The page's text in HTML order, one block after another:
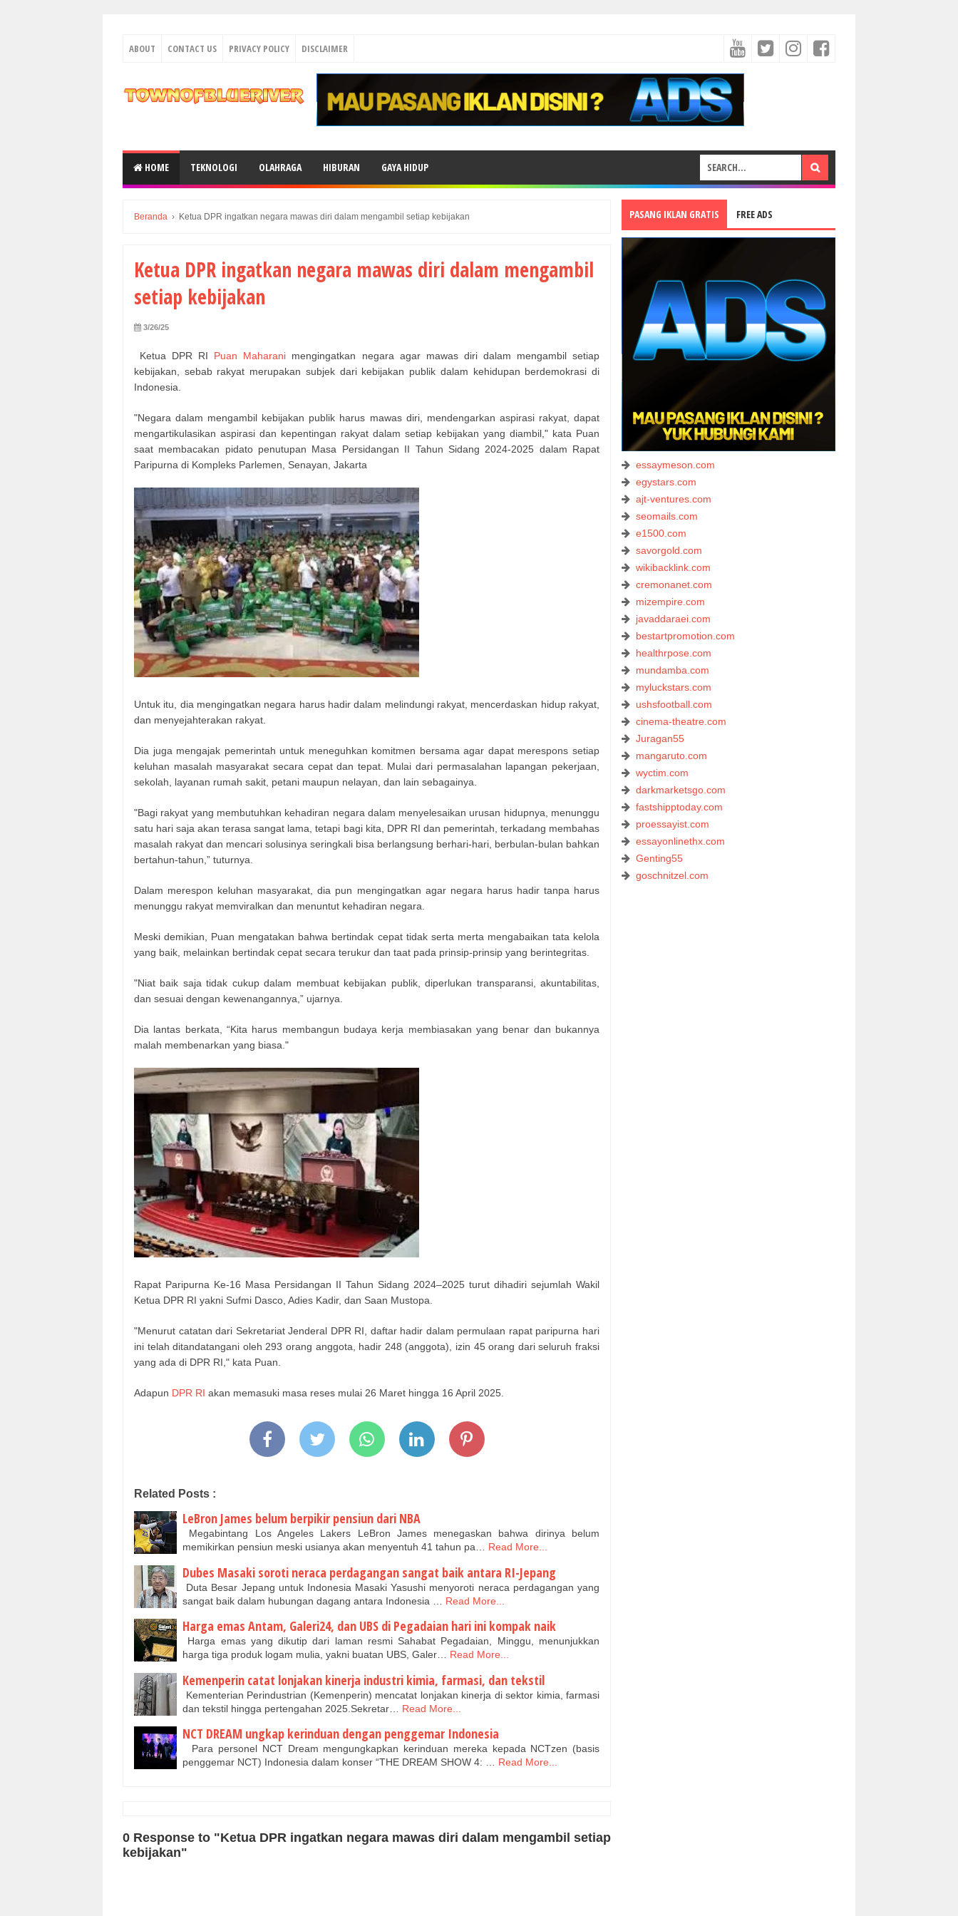
ABOUT CONTACT US PRIVACY POLICY DISCLAIMER
HOME TEKNOLOGI OLAHRAGA HIBURAN GAYA HIDUP
Beranda › Ketua DPR ingatkan negara mawas diri dalam mengambil setiap kebijakan
Ketua DPR ingatkan negara mawas diri dalam mengambil
setiap kebijakan
3/26/25
Ketua DPR RI Puan Maharani mengingatkan negara agar mawas diri dalam mengambil setiap
kebijakan, sebab rakyat merupakan subjek dari kebijakan publik dalam kehidupan berdemokrasi di
Indonesia.
"Negara dalam mengambil kebijakan publik harus mawas diri, mendengarkan aspirasi rakyat, dapat
mengartikulasikan aspirasi dan kepentingan rakyat dalam setiap kebijakan yang diambil," kata Puan
saat membacakan pidato penutupan Masa Persidangan II Tahun Sidang 2024-2025 dalam Rapat
Paripurna di Kompleks Parlemen, Senayan, Jakarta
Untuk itu, dia mengingatkan negara harus hadir dalam melindungi rakyat, mencerdaskan hidup rakyat,
dan menyejahterakan rakyat.
Dia juga mengajak pemerintah untuk meneguhkan komitmen bersama agar dapat merespons setiap
keluhan masalah masyarakat secara cepat dan tepat. Mulai dari permasalahan lapangan pekerjaan,
sekolah, layanan rumah sakit, petani maupun nelayan, dan lain sebagainya.
"Bagi rakyat yang membutuhkan kehadiran negara dalam menyelesaikan urusan hidupnya, menunggu
satu hari saja akan terasa sangat lama, tetapi bagi kita, DPR RI dan pemerintah, terkadang membahas
masalah rakyat dan mencari solusinya seringkali bisa berlangsung berhari-hari, berbulan-bulan bahkan
bertahun-tahun,” tuturnya.
Dalam merespon keluhan masyarakat, dia pun mengingatkan agar negara harus hadir tanpa harus
menunggu rakyat memviralkan dan menuntut kehadiran negara.
Meski demikian, Puan mengatakan bahwa bertindak cepat tidak serta merta mengabaikan tata kelola
yang baik, melainkan bertindak cepat secara terukur dan taat pada prinsip-prinsip yang berintegritas.
"Niat baik saja tidak cukup dalam membuat kebijakan publik, diperlukan transparansi, akuntabilitas,
dan sesuai dengan kewenangannya,” ujarnya.
Dia lantas berkata, “Kita harus membangun budaya kerja membiasakan yang benar dan bukannya
malah membenarkan yang biasa."
Rapat Paripurna Ke-16 Masa Persidangan II Tahun Sidang 2024–2025 turut dihadiri sejumlah Wakil
Ketua DPR RI yakni Sufmi Dasco, Adies Kadir, dan Saan Mustopa.
"Menurut catatan dari Sekretariat Jenderal DPR RI, daftar hadir dalam permulaan rapat paripurna hari
ini telah ditandatangani oleh 293 orang anggota, hadir 248 (anggota), izin 45 orang dari seluruh fraksi
yang ada di DPR RI," kata Puan.
Adapun DPR RI akan memasuki masa reses mulai 26 Maret hingga 16 April 2025.
Related Posts :
LeBron James belum berpikir pensiun dari NBA
Megabintang Los Angeles Lakers LeBron James menegaskan bahwa dirinya belum
memikirkan pensiun meski usianya akan menyentuh 41 tahun pa…
Read More...
Dubes Masaki soroti neraca perdagangan sangat baik antara RI-Jepang
Duta Besar Jepang untuk Indonesia Masaki Yasushi menyoroti neraca perdagangan yang
sangat baik dalam hubungan dagang antara Indonesia …
Read More...
Harga emas Antam, Galeri24, dan UBS di Pegadaian hari ini kompak naik
Harga emas yang dikutip dari laman resmi Sahabat Pegadaian, Minggu, menunjukkan
harga tiga produk logam mulia, yakni buatan UBS, Galer…
Read More...
Kemenperin catat lonjakan kinerja industri kimia, farmasi, dan tekstil
Kementerian Perindustrian (Kemenperin) mencatat lonjakan kinerja di sektor kimia, farmasi
dan tekstil hingga pertengahan 2025.Sekretar…
Read More...
NCT DREAM ungkap kerinduan dengan penggemar Indonesia
Para personel NCT Dream mengungkapkan kerinduan mereka kepada NCTzen (basis
penggemar NCT) Indonesia dalam konser “THE DREAM SHOW 4: …
Read More...
0 Response to "Ketua DPR ingatkan negara mawas diri dalam mengambil setiap
kebijakan"
PASANG IKLAN GRATIS FREE ADS
essaymeson.com
egystars.com
ajt-ventures.com
seomails.com
e1500.com
savorgold.com
wikibacklink.com
cremonanet.com
mizempire.com
javaddaraei.com
bestartpromotion.com
healthrpose.com
mundamba.com
myluckstars.com
ushsfootball.com
cinema-theatre.com
Juragan55
mangaruto.com
wyctim.com
darkmarketsgo.com
fastshipptoday.com
proessayist.com
essayonlinethx.com
Genting55
goschnitzel.com